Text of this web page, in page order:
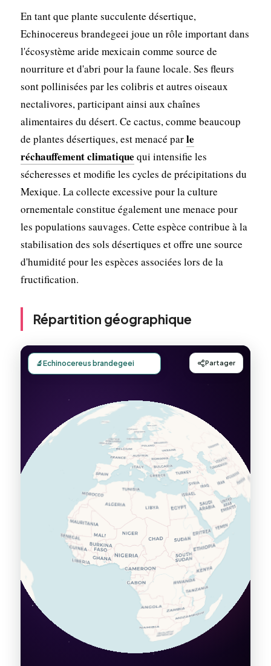
En tant que plante succulente désertique,
Echinocereus brandegeei joue un rôle important dans
l'écosystème aride mexicain comme source de
nourriture et d'abri pour la faune locale. Ses fleurs
sont pollinisées par les colibris et autres oiseaux
nectalivores, participant ainsi aux chaînes
alimentaires du désert. Ce cactus, comme beaucoup
de plantes désertiques, est menacé parle
réchauffement climatique qui intensifie les
sécheresses et modifie les cycles de précipitations du
Mexique. La collecte excessive pour la culture
ornementale constitue également une menace pour
les populations sauvages. Cette espèce contribue à la
stabilisation des sols désertiques et offre une source
d'humidité pour les espèces associées lors de la
fructification.
Répartition géographique